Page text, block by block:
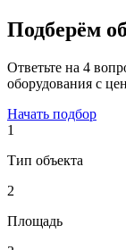
Подберём
Ответьте на 4
оборудования с
Начать подбор
1
Тип объекта
2
Площадь